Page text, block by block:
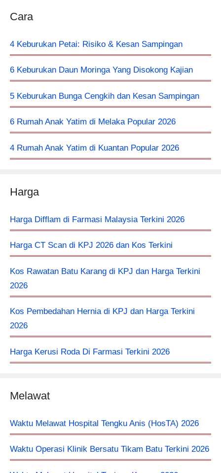
Cara
4 Keburukan Petai: Risiko & Kesan Sampingan
6 Keburukan Daun Moringa Yang Disokong Kajian
5 Keburukan Bunga Cengkih dan Kesan Sampingan
6 Rumah Anak Yatim di Melaka Popular 2026
4 Rumah Anak Yatim di Kuantan Popular 2026
Harga
Harga Difflam di Farmasi Malaysia Terkini 2026
Harga CT Scan di KPJ 2026 dan Kos Terkini
Kos Rawatan Batu Karang di KPJ dan Harga Terkini
2026
Kos Pembedahan Hernia di KPJ dan Harga Terkini
2026
Harga Kerusi Roda Di Farmasi Terkini 2026
Melawat
Waktu Melawat Hospital Tengku Anis (HosTA) 2026
Waktu Operasi Klinik Bersatu Tikam Batu Terkini 2026